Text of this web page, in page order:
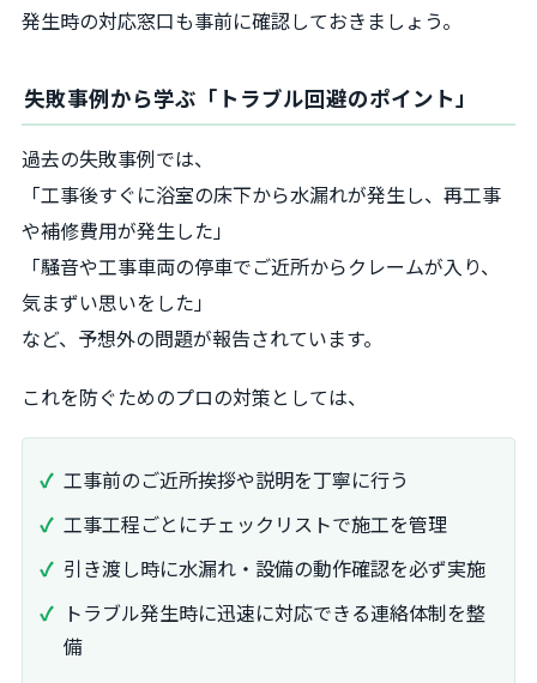
発生時の対応窓口も事前に確認しておきましょう。
失敗事例から学ぶ「トラブル回避のポイント」
過去の失敗事例では、
「工事後すぐに浴室の床下から水漏れが発生し、再工事
や補修費用が発生した」
「騒音や工事車両の停車でご近所からクレームが入り、
気まずい思いをした」
など、予想外の問題が報告されています。
これを防ぐためのプロの対策としては、
工事前のご近所挨拶や説明を丁寧に行う
工事工程ごとにチェックリストで施工を管理
引き渡し時に水漏れ・設備の動作確認を必ず実施
トラブル発生時に迅速に対応できる連絡体制を整
備